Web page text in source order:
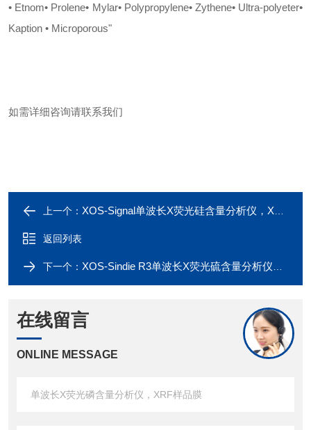
• Etnom• Prolene• Mylar• Polypropylene• Zythene• Ultra-polyeter•
Kaption • Microporous"
如需详细咨询请联系我们
上一个： XOS-Signal单波长X荧光硅含量分析仪，XRF样品膜
返回列表
下一个： XOS-Sindie R3单波长X荧光硫含量分析仪，XRF样品膜
在线留言
ONLINE MESSAGE